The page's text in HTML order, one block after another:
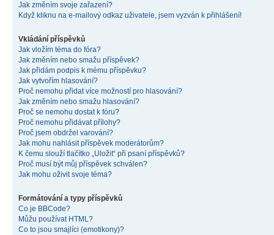
Jak změním svoje zařazení?
Když kliknu na e-mailový odkaz uživatele, jsem vyzván k přihlášení!
Vkládání příspěvků
Jak vložím téma do fóra?
Jak změním nebo smažu příspěvek?
Jak přidám podpis k mému příspěvku?
Jak vytvořím hlasování?
Proč nemohu přidat více možností pro hlasování?
Jak změním nebo smažu hlasování?
Proč se nemohu dostat k fóru?
Proč nemohu přidávat přílohy?
Proč jsem obdržel varování?
Jak mohu nahlásit příspěvek moderátorům?
K čemu slouží tlačítko „Uložit“ při psaní příspěvků?
Proč musí být můj příspěvek schválen?
Jak mohu oživit svoje téma?
Formátování a typy příspěvků
Co je BBCode?
Můžu používat HTML?
Co to jsou smajlíci (emotikony)?